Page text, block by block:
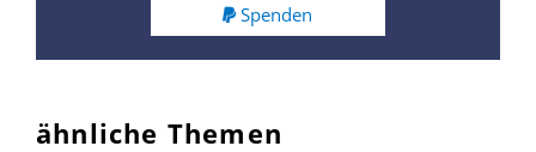
Spenden
ähnliche Themen